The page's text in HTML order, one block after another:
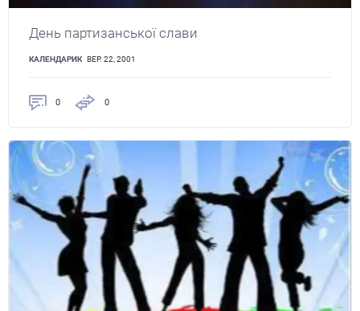
День партизанської слави
КАЛЕНДАРИК ВЕР. 22, 2001
0 0